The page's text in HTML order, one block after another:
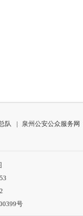
队 |
泉州公安公众服务网
号